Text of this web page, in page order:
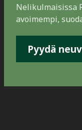
Nelikulmaisissa
avoimempi,
Pyydä